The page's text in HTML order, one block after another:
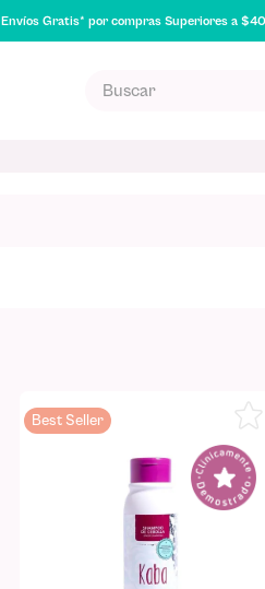
Envíos Gratis* por compras Superiores a
Best Seller